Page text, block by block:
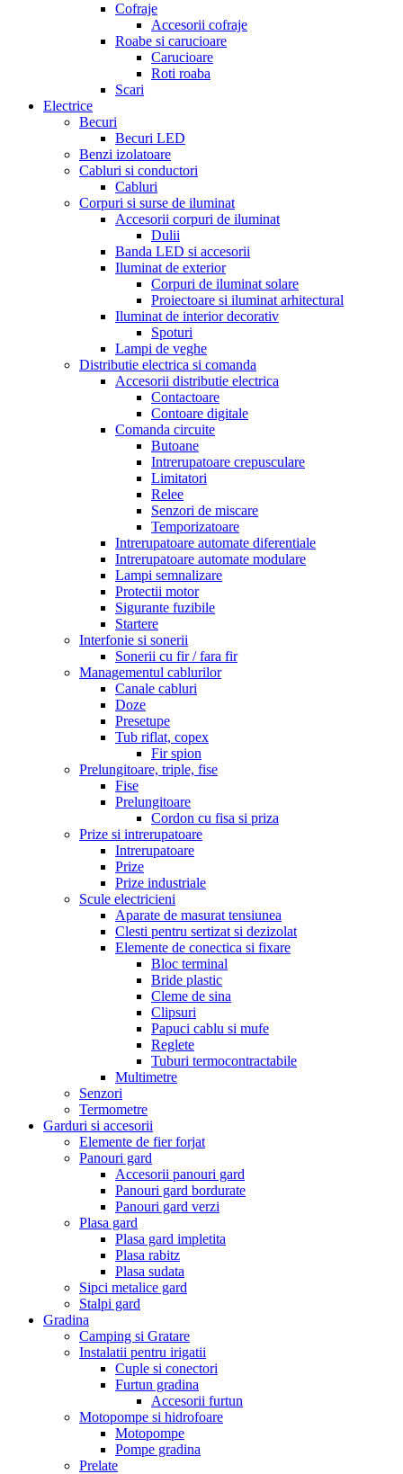
Cofraje
Accesorii cofraje
Roabe si carucioare
Carucioare
Roti roaba
Scari
Electrice
Becuri
Becuri LED
Benzi izolatoare
Cabluri si conductori
Cabluri
Corpuri si surse de iluminat
Accesorii corpuri de iluminat
Dulii
Banda LED si accesorii
Iluminat de exterior
Corpuri de iluminat solare
Proiectoare si iluminat arhitectural
Iluminat de interior decorativ
Spoturi
Lampi de veghe
Distributie electrica si comanda
Accesorii distributie electrica
Contactoare
Contoare digitale
Comanda circuite
Butoane
Intrerupatoare crepusculare
Limitatori
Relee
Senzori de miscare
Temporizatoare
Intrerupatoare automate diferentiale
Intrerupatoare automate modulare
Lampi semnalizare
Protectii motor
Sigurante fuzibile
Startere
Interfonie si sonerii
Sonerii cu fir / fara fir
Managementul cablurilor
Canale cabluri
Doze
Presetupe
Tub riflat, copex
Fir spion
Prelungitoare, triple, fise
Fise
Prelungitoare
Cordon cu fisa si priza
Prize si intrerupatoare
Intrerupatoare
Prize
Prize industriale
Scule electricieni
Aparate de masurat tensiunea
Clesti pentru sertizat si dezizolat
Elemente de conectica si fixare
Bloc terminal
Bride plastic
Cleme de sina
Clipsuri
Papuci cablu si mufe
Reglete
Tuburi termocontractabile
Multimetre
Senzori
Termometre
Garduri si accesorii
Elemente de fier forjat
Panouri gard
Accesorii panouri gard
Panouri gard bordurate
Panouri gard verzi
Plasa gard
Plasa gard impletita
Plasa rabitz
Plasa sudata
Sipci metalice gard
Stalpi gard
Gradina
Camping si Gratare
Instalatii pentru irigatii
Cuple si conectori
Furtun gradina
Accesorii furtun
Motopompe si hidrofoare
Motopompe
Pompe gradina
Prelate